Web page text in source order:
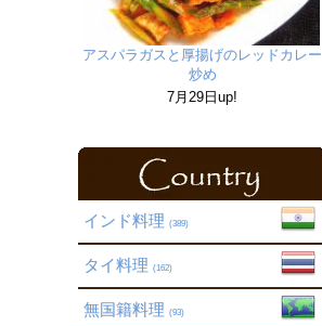
アスパラガスと厚揚げのレッドカレー
炒め
7月29日up!
インド料理 (389)
タイ料理 (162)
無国籍料理 (93)